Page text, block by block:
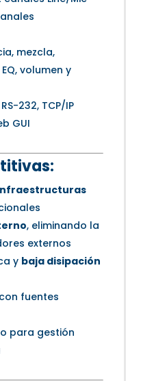
mezcla,
volumen y
RS-232, TCP/IP
GUI
, eliminando la
externos
y baja disipación
fuentes
para gestión